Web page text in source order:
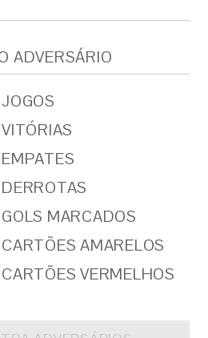
ADVERSÁRIO
JOGOS
VITÓRIAS
EMPATES
DERROTAS
GOLS MARCADOS
CARTÕES AMARELOS
CARTÕES VERMELHOS